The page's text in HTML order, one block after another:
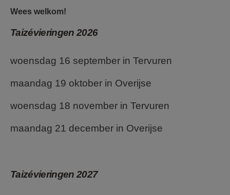
Wees welkom!
Taizévieringen 2026
woensdag 16 september in Tervuren
maandag 19 oktober in Overijse
woensdag 18 november in Tervuren
maandag 21 december in Overijse
Taizévieringen 2027